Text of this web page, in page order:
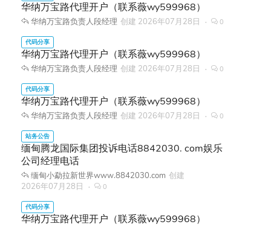
华纳万宝路代理开户（联系薇wy599968）
华纳万宝路负责人段经理 创建 2026年07月28日 0
华纳万宝路代理开户（联系薇wy599968）
华纳万宝路负责人段经理 创建 2026年07月28日 0
华纳万宝路代理开户（联系薇wy599968）
华纳万宝路负责人段经理 创建 2026年07月28日 0
缅甸腾龙国际集团投诉电话8842030. com娱乐
公司经理电话
缅甸小勐拉新世界www.8842030.com 创建
2026年07月28日
0
华纳万宝路代理开户（联系薇wy599968）